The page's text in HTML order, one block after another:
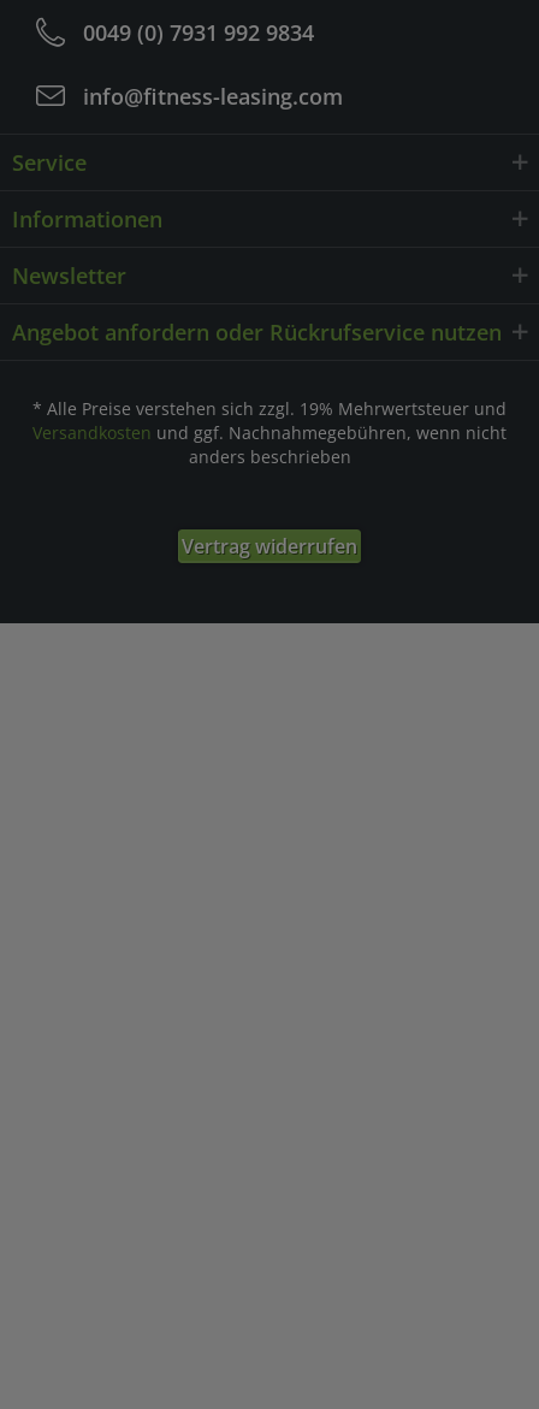
0049 (0) 7931 992 9834
info@fitness-leasing.com
Service
Informationen
Newsletter
Angebot anfordern oder Rückrufservice nutzen
* Alle Preise verstehen sich zzgl. 19% Mehrwertsteuer und
Versandkosten und ggf. Nachnahmegebühren, wenn nicht
anders beschrieben
Vertrag widerrufen